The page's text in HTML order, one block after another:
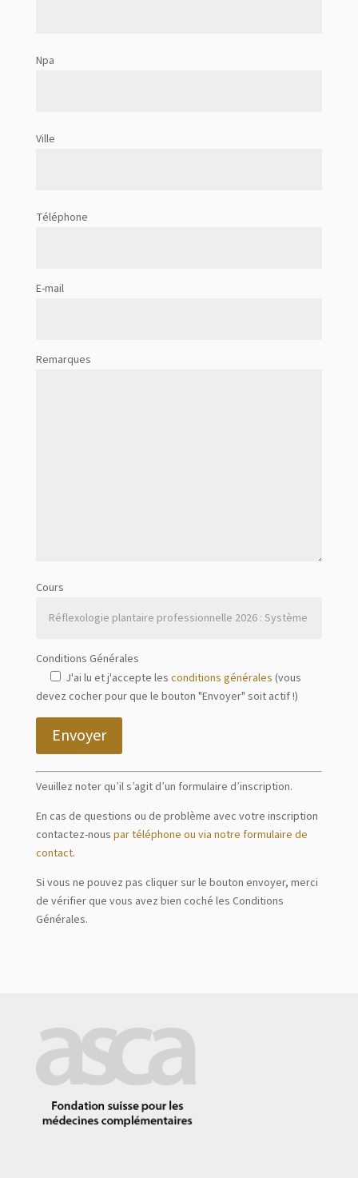
Npa
Ville
Téléphone
E-mail
Remarques
Cours
Conditions Générales
J'ai lu et j'accepte les conditions générales (vous
devez cocher pour que le bouton "Envoyer" soit actif !)
Envoyer
Veuillez noter qu’il s’agit d’un formulaire d’inscription.
En cas de questions ou de problème avec votre inscription
contactez-nous par téléphone ou via notre formulaire de
contact.
Si vous ne pouvez pas cliquer sur le bouton envoyer, merci
de vérifier que vous avez bien coché les Conditions
Générales.